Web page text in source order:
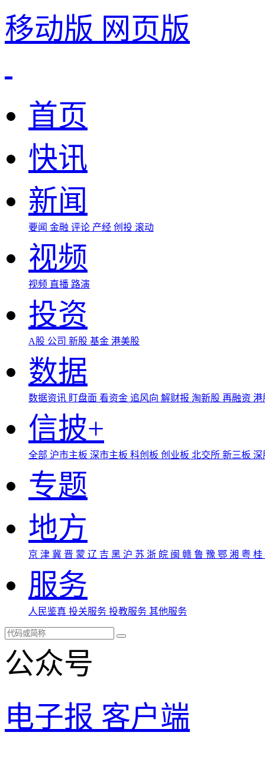
移动版 网页版
首页
快讯
新闻
要闻 金融 评论 产经 创投 滚动
视频
视频 直播 路演
投资
A股 公司 新股 基金 港美股
数据
数据资讯 盯盘面 看资金 追风向 解财报 淘新股 再融资
信披+
全部 沪市主板 深市主板 科创板 创业板 北交所 新三板
专题
地方
京 津 冀 晋 蒙 辽 吉 黑 沪 苏 浙 皖 闽 赣 鲁 豫 鄂 湘 粤 桂
服务
人民鉴真 投关服务 投教服务 其他服务
公众号
电子报 客户端